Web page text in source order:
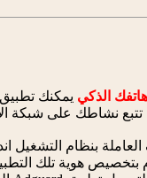
الذكي يمكنك تطبيق Adguard من حجب ومنع هذه الاعلانات من الظهو في جوالك كما أن تطبيق يتضمن
تتبع نشاطك على شبكة
العاملة بنظام
بتخصيص هوية تلك